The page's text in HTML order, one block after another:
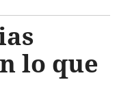
lo que